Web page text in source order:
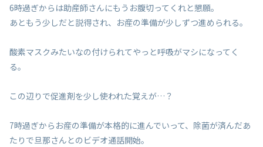
6時過ぎからは助産師さんにもうお腹切ってくれと懇願。
あともう少しだと説得され、お産の準備が少しずつ進められる。
酸素マスクみたいなの付けられてやっと呼吸がマシになってく
る。
この辺りで促進剤を少し使われた覚えが…？
7時過ぎからお産の準備が本格的に進んでいって、除菌が済んだあ
たりで旦那さんとのビデオ通話開始。